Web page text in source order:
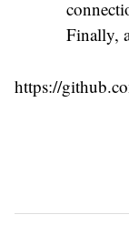
Finally,
https://